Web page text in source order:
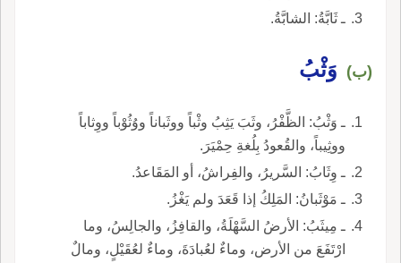
ـ ثَابَّةُ: الشابَّةُ.
(ب) وَثْبُ
ـ وَثْبُ: الظَّفْرُ، وثَبَ يَثِبُ وثْباً ووثَباناً ووُثُوْباً ووِثاباً
ووثِيباً، والقُعودُ بِلُغةِ حِمْيَرَ.
ـ وِثَابُ: السَّريرُ، والفِراشُ، أو المَقَاعدُ.
ـ مَوْثَبانُ: المَلِكُ إذا قَعَدَ ولم يَغْزُ.
ـ مِيثَبُ: الأرضُ السَّهْلَةُ، والقافِزُ، والجالِسُ، وما
ارْتَفَعَ من الأرض، وماءٌ لعُبادَةَ، وماءٌ لعُقَيْلٍ، ومالٌ